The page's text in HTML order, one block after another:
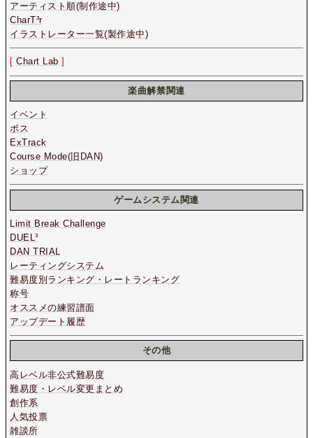
アーティスト順(制作途中)
CharT³r
イラストレーター一覧(製作途中)
[Chart Lab ]
楽曲解禁関連
イベント
ボス
ExTrack
Course Mode(旧DAN)
ショップ
ゲームシステム関連
Limit Break Challenge
DUEL³
DAN TRIAL
レーティングシステム
難易度別ランキング・レートランキング
称号
オススメの練習譜面
アップデート履歴
その他
高レベル非公式難易度
難易度・レベル変更まとめ
創作系
人気投票
雑談所